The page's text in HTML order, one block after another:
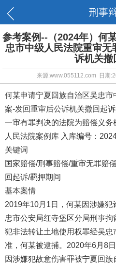
刑事
参考案例--（2024年）何
忠市中级人民法院重审无
诉机关撤
来源:www.055112.com 日期
何某申请宁夏回族自治区吴忠
案-发回重审后公诉机关撤回起
一审有罪判决的法院为赔偿义务
人民法院案例库 入库编号：
关键词
国家赔偿/刑事赔偿/重审无罪赔
回起诉/羁押期间
基本案情
2019年10月1日，何某因涉嫌犯
忠市公安局红寺堡区分局刑事
犯非法转让土地使用权罪经吴
准，何某被逮捕。2020年6月8
因涉嫌犯故意伤害罪被宁夏回